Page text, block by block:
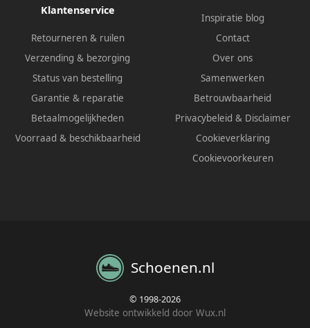
Klantenservice
Retourneren & ruilen
Verzending & bezorging
Status van bestelling
Garantie & reparatie
Betaalmogelijkheden
Voorraad & beschikbaarheid
Inspiratie blog
Contact
Over ons
Samenwerken
Betrouwbaarheid
Privacybeleid & Disclaimer
Cookieverklaring
Cookievoorkeuren
Schoenen.nl
© 1998-2026
Website ontwikkeld door Wux.nl